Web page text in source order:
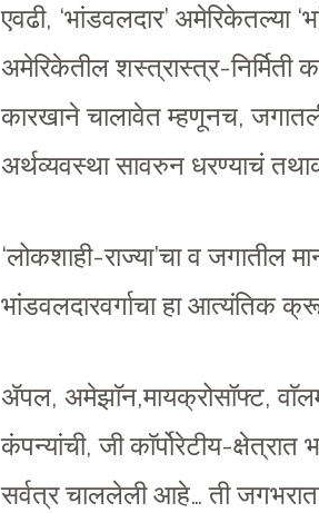
एवढी, ‘भांडवलदार’
अमेरिकेतील शस्त्रास्त्र-निर्मिती
कारखाने चालावेत म्हणूनच,
अर्थव्यवस्था सावरुन धरण्याचं
‘लोकशाही-राज्या’चा व जगातील
भांडवलदारवर्गाचा हा आत्यंतिक
ॲपल, अमेझाॅन,मायक्रोसॉफ्ट,
कंपन्यांची, जी काॅर्पोरेटीय-
सर्वत्र चाललेली आहे… ती